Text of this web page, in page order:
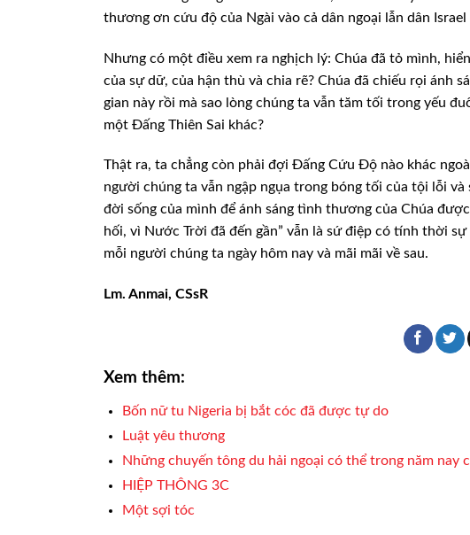
thương ơn cứu độ của Ngài vào cả dân ngoại lẫn dân
Nhưng có một điều xem ra nghịch lý: Chúa đã tỏ mình,
của sự dữ, của hận thù và chia rẽ? Chúa đã chiếu rọi ánh
gian này rồi mà sao lòng chúng ta vẫn tăm tối trong yếu
một Đấng Thiên Sai khác?
Thật ra, ta chẳng còn phải đợi Đấng Cứu Độ nào khác
người chúng ta vẫn ngập ngụa trong bóng tối của tội lỗi và
đời sống của mình để ánh sáng tình thương của Chúa
hối, vì Nước Trời đã đến gần” vẫn là sứ điệp có tính thời
mỗi người chúng ta ngày hôm nay và mãi mãi về sau.
Lm. Anmai, CSsR
Xem thêm:
Bốn nữ tu Nigeria bị bắt cóc đã được tự do
Luật yêu thương
Những chuyến tông du hải ngoại có thể trong năm nay
HIỆP THÔNG 3C
Một sợi tóc